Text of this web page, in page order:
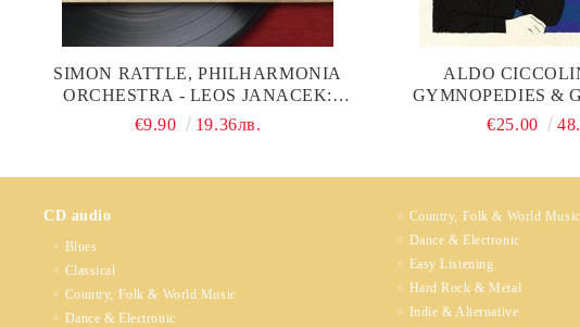
SIMON RATTLE, PHILHARMONIA
ORCHESTRA - LEOS JANACEK:
GLAGOLITIC MASS, SINFONIETTA
€9.90 19.36лв.
ALDO
GYMNOPEDIES &
€25.00
CD audio
Blues
Classical
Country, Folk & World Music
Dance & Electronic
Country, Folk & World Music
Dance & Electronic
Easy Listening
Hard Rock & Metal
Indie & Alternative